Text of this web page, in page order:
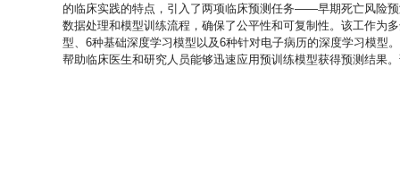
的临床实践的特点，引入了两项临床预测任务——早期死亡风险
数据处理和模型训练流程，确保了公平性和可复制性。该工作为
型、6种基础深度学习模型以及6种针对电子病历的深度学习模型
帮助临床医生和研究人员能够迅速应用预训练模型获得预测结果